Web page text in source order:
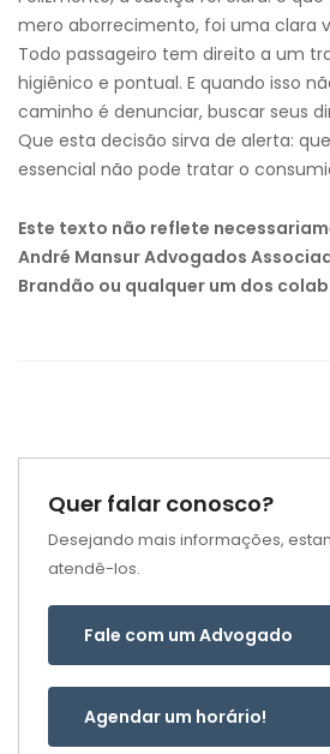
mero aborrecimento, foi uma clara
Todo passageiro tem direito a um
higiênico e pontual. E quando isso
caminho é denunciar, buscar seus
Que esta decisão sirva de alerta:
essencial não pode tratar o
Este texto não reflete
André Mansur Advogados
Brandão ou qualquer um dos
Quer falar conosco?
Desejando mais informações,
atendê-los.
Fale com um Advogado
Agendar um horário!